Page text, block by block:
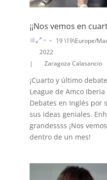
¡¡Nos vemos en
19 \19\Europe/
2022
|
Zaragoza Calasancio
¡Cuarto y último
League de Amco
Debates en Inglés por
sus ideas geniales.
grandessss ¡Nos
dentro de un mes!